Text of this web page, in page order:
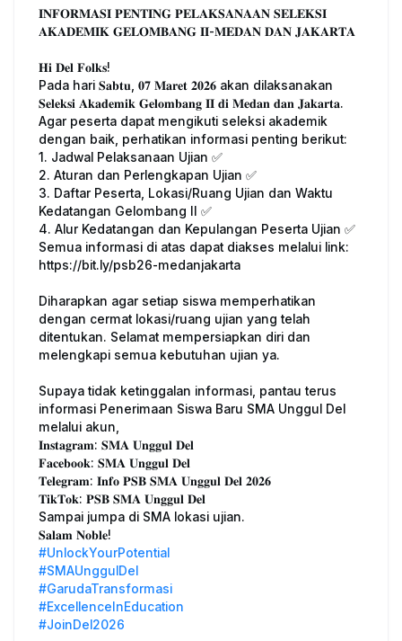
𝐈𝐍𝐅𝐎𝐑𝐌𝐀𝐒𝐈 𝐏𝐄𝐍𝐓𝐈𝐍𝐆 𝐏𝐄𝐋𝐀𝐊𝐒𝐀𝐍𝐀𝐀𝐍 𝐒𝐄𝐋𝐄𝐊𝐒𝐈
𝐀𝐊𝐀𝐃𝐄𝐌𝐈𝐊 𝐆𝐄𝐋𝐎𝐌𝐁𝐀𝐍𝐆 𝐈𝐈-𝐌𝐄𝐃𝐀𝐍 𝐃𝐀𝐍 𝐉𝐀𝐊𝐀𝐑𝐓𝐀
𝐇𝐢 𝐃𝐞𝐥 𝐅𝐨𝐥𝐤𝐬!
Pada hari 𝐒𝐚𝐛𝐭𝐮, 𝟎𝟕 𝐌𝐚𝐫𝐞𝐭 𝟐𝟎𝟐𝟔 akan dilaksanakan
𝐒𝐞𝐥𝐞𝐤𝐬𝐢 𝐀𝐤𝐚𝐝𝐞𝐦𝐢𝐤 𝐆𝐞𝐥𝐨𝐦𝐛𝐚𝐧𝐠 𝐈𝐈 𝐝𝐢 𝐌𝐞𝐝𝐚𝐧 𝐝𝐚𝐧 𝐉𝐚𝐤𝐚𝐫𝐭𝐚.
Agar peserta dapat mengikuti seleksi akademik
dengan baik, perhatikan informasi penting berikut:
1. Jadwal Pelaksanaan Ujian ✅
2. Aturan dan Perlengkapan Ujian ✅
3. Daftar Peserta, Lokasi/Ruang Ujian dan Waktu
Kedatangan Gelombang II ✅
4. Alur Kedatangan dan Kepulangan Peserta Ujian ✅
Semua informasi di atas dapat diakses melalui link:
https://bit.ly/psb26-medanjakarta
Diharapkan agar setiap siswa memperhatikan
dengan cermat lokasi/ruang ujian yang telah
ditentukan. Selamat mempersiapkan diri dan
melengkapi semua kebutuhan ujian ya.
Supaya tidak ketinggalan informasi, pantau terus
informasi Penerimaan Siswa Baru SMA Unggul Del
melalui akun,
𝐈𝐧𝐬𝐭𝐚𝐠𝐫𝐚𝐦: 𝐒𝐌𝐀 𝐔𝐧𝐠𝐠𝐮𝐥 𝐃𝐞𝐥
𝐅𝐚𝐜𝐞𝐛𝐨𝐨𝐤: 𝐒𝐌𝐀 𝐔𝐧𝐠𝐠𝐮𝐥 𝐃𝐞𝐥
𝐓𝐞𝐥𝐞𝐠𝐫𝐚𝐦: 𝐈𝐧𝐟𝐨 𝐏𝐒𝐁 𝐒𝐌𝐀 𝐔𝐧𝐠𝐠𝐮𝐥 𝐃𝐞𝐥 𝟐𝟎𝟐𝟔
𝐓𝐢𝐤𝐓𝐨𝐤: 𝐏𝐒𝐁 𝐒𝐌𝐀 𝐔𝐧𝐠𝐠𝐮𝐥 𝐃𝐞𝐥
Sampai jumpa di SMA lokasi ujian.
𝐒𝐚𝐥𝐚𝐦 𝐍𝐨𝐛𝐥𝐞!
#UnlockYourPotential
#SMAUnggulDel
#GarudaTransformasi
#ExcellenceInEducation
#JoinDel2026